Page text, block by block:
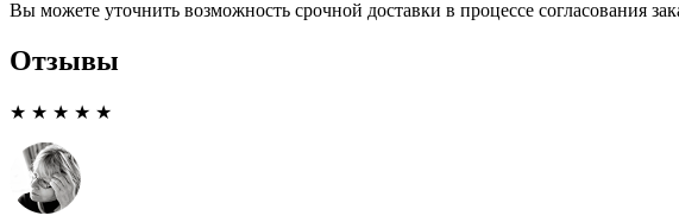
Вы можете уточнить возможность срочной доставки в процессе согласования
Отзывы
★ ★ ★ ★ ★